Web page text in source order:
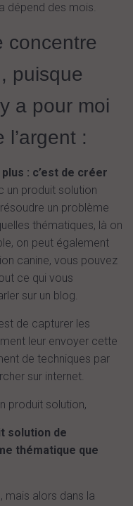
dépend des mois.
concentre
puisque
a pour moi
:
: c’est de créer
un produit solution
un problème
thématiques, là on
on peut également
canine, vous pouvez
ce qui vous
sur un blog.
de capturer les
leur envoyer cette
de techniques par
sur internet.
produit solution,
solution de
thématique que
, mais alors dans la